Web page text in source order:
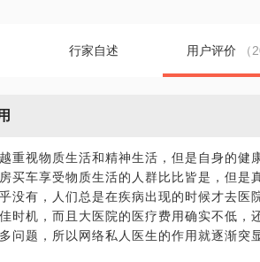
行家自述 用户评价 （
重视物质生活和精神生活，但是自身的健
买车享受物质生活的人群比比皆是，但是
没有，人们总是在疾病出现的时候才去医
时机，而且大医院的医疗费用确实不低，
问题，所以网络私人医生的作用就逐渐突